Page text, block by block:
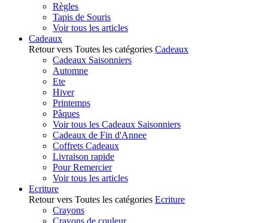
Règles
Tapis de Souris
Voir tous les articles
Cadeaux
Retour vers Toutes les catégories Cadeaux
Cadeaux Saisonniers
Automne
Ete
Hiver
Printemps
Pâques
Voir tous les Cadeaux Saisonniers
Cadeaux de Fin d'Annee
Coffrets Cadeaux
Livraison rapide
Pour Remercier
Voir tous les articles
Ecriture
Retour vers Toutes les catégories Ecriture
Crayons
Crayons de couleur